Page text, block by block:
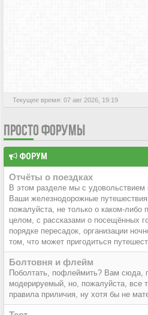
Текущее время: 07 авг 2026, 19:19
ПРОСТО ФОРУМЫ
ФОРУМ
Отчёты о поездках
В этом разделе мы с удовольствием
Ваши железнодорожные
пожалуйста, не только о каком-либо
целом, с рассказами о посещённых
порядке пересадок, организации
том, что может пригодиться
Болтовня и флейм
Поболтать, пофлеймить? Вам сюда,
модерируемый, но, пожалуйста, все
правила приличия, ну хотя бы не